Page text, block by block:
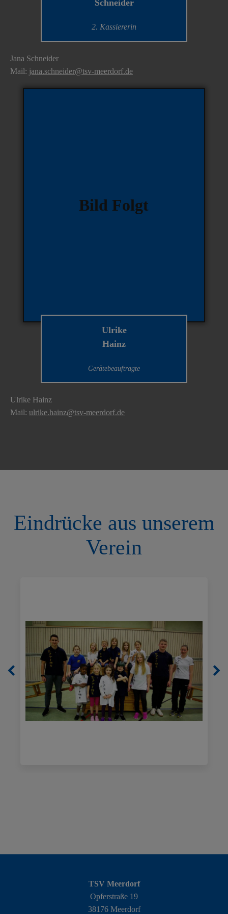
Schneider
2. Kassiererin
Jana Schneider
Mail: jana.schneider@tsv-meerdorf.de
Bild Folgt
Ulrike
Hainz
Gerätebeauftragte
Ulrike Hainz
Mail: ulrike.hainz@tsv-meerdorf.de
Eindrücke aus unserem
Verein
TSV Meerdorf
Opferstraße 19
38176 Meerdorf